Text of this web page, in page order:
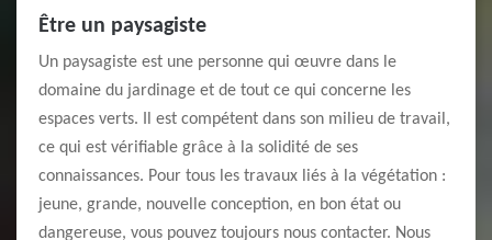
Être un paysagiste
Un paysagiste est une personne qui œuvre dans le
domaine du jardinage et de tout ce qui concerne les
espaces verts. Il est compétent dans son milieu de travail,
ce qui est vérifiable grâce à la solidité de ses
connaissances. Pour tous les travaux liés à la végétation :
jeune, grande, nouvelle conception, en bon état ou
dangereuse, vous pouvez toujours nous contacter. Nous